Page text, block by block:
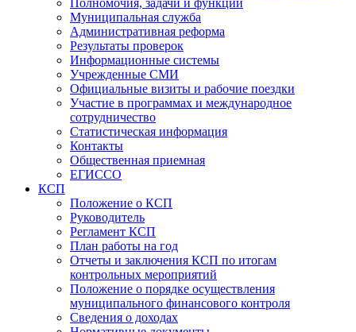
Полномочия, задачи и функции
Муниципальная служба
Административная реформа
Результаты проверок
Информационные системы
Учрежденные СМИ
Официальные визиты и рабочие поездки
Участие в программах и международное
сотрудничество
Статистическая информация
Контакты
Общественная приемная
ЕГИССО
КСП
Положение о КСП
Руководитель
Регламент КСП
План работы на год
Отчеты и заключения КСП по итогам
контрольных мероприятий
Положение о порядке осуществления
муниципального финансового контроля
Сведения о доходах